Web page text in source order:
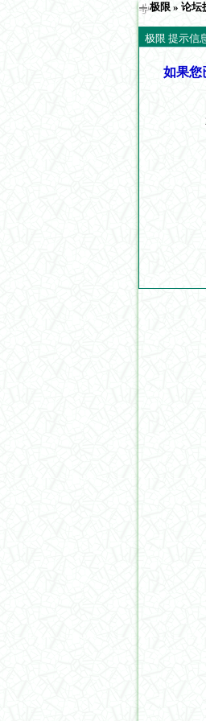
极限 » 论坛
极限 提示信
如果您